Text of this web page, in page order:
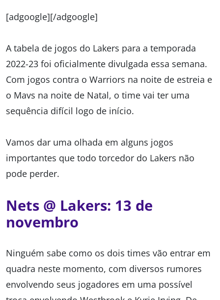
[adgoogle][/adgoogle]
A tabela de jogos do Lakers para a temporada
2022-23 foi oficialmente divulgada essa semana.
Com jogos contra o Warriors na noite de estreia e
o Mavs na noite de Natal, o time vai ter uma
sequência difícil logo de início.
Vamos dar uma olhada em alguns jogos
importantes que todo torcedor do Lakers não
pode perder.
Nets @ Lakers: 13 de
novembro
Ninguém sabe como os dois times vão entrar em
quadra neste momento, com diversos rumores
envolvendo seus jogadores em uma possível